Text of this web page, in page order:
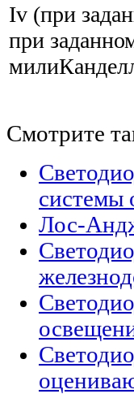
Iv (при
при
Смотрите
системы
Лос-